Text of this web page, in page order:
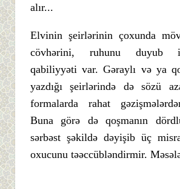
alır...
Elvinin şeirlərinin çoxunda
cövhərini, ruhunu duyub
qabiliyyəti var. Gəraylı və ya
yazdığı şeirlərində də sözü
formalarda rahat
Buna görə də qoşmanın
sərbəst şəkildə dəyişib üç
oxucunu təəccübləndirmir.